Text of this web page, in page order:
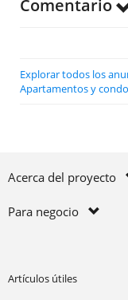
Comentario
Explorar todos los
Apartamentos y
Acerca del proyecto
Para negocio
Artículos útiles